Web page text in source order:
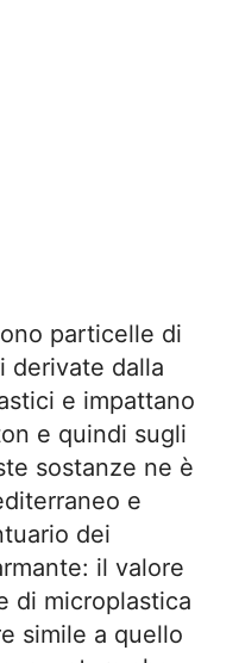
particelle di
derivate dalla
e impattano
e quindi sugli
sostanze ne è
e
dei
il valore
di microplastica
simile a quello